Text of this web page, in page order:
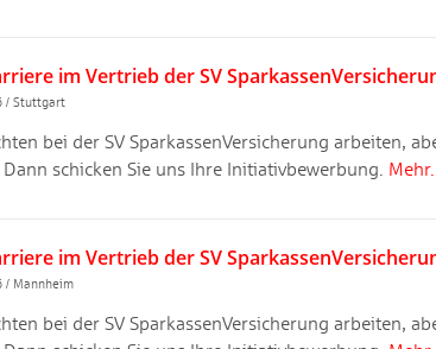
im Vertrieb der SV
/ Stuttgart
bei der SV SparkassenVersicherung arbeiten,
schicken Sie uns Ihre Initiativ­bewerbung.
im Vertrieb der SV
/ Mannheim
bei der SV SparkassenVersicherung arbeiten,